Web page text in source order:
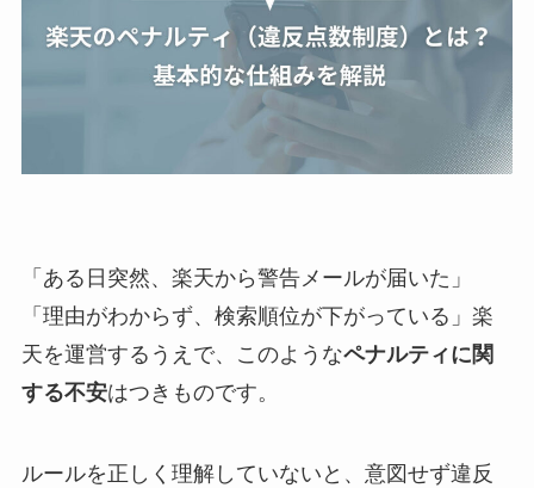
「ある日突然、楽天から警告メールが届いた」
「理由がわからず、検索順位が下がっている」楽
天を運営するうえで、このようなペナルティに関
する不安はつきものです。
ルールを正しく理解していないと、意図せず違反